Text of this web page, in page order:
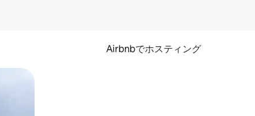
Airbnbでホスティング